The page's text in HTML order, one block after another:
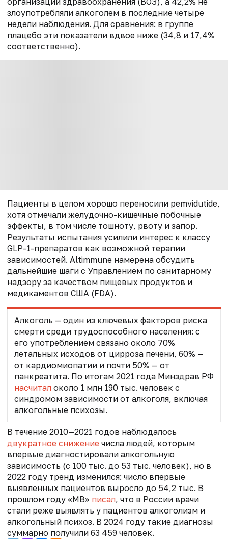
злоупотребляли алкоголем в последние четыре
недели наблюдения. Для сравнения: в группе
плацебо эти показатели вдвое ниже (34,8 и 17,4%
соответственно).
Пациенты в целом хорошо переносили pemvidutide,
хотя отмечали желудочно-кишечные побочные
эффекты, в том числе тошноту, рвоту и запор.
Результаты испытания усилили интерес к классу
GLP-1-препаратов как возможной терапии
зависимостей. Altimmune намерена обсудить
дальнейшие шаги с Управлением по санитарному
надзору за качеством пищевых продуктов и
медикаментов США (FDA).
Алкоголь — один из ключевых факторов риска
смерти среди трудоспособного населения: с
его употреблением связано около 70%
летальных исходов от цирроза печени, 60% —
от кардиомиопатии и почти 50% — от
панкреатита. По итогам 2021 года Минздрав РФ
насчиталоколо 1 млн 190 тыс. человек с
синдромом зависимости от алкоголя, включая
алкогольные психозы.
В течение 2010—2021 годов наблюдалось
двукратное снижение числа людей, которым
впервые диагностировали алкогольную
зависимость (с 100 тыс. до 53 тыс. человек), но в
2022 году тренд изменился: число впервые
выявленных пациентов выросло до 54,2 тыс. В
прошлом году «МВ» писал, что в России врачи
стали реже выявлять у пациентов алкоголизм и
алкогольный психоз. В 2024 году такие диагнозы
суммарно получили 63 459 человек.